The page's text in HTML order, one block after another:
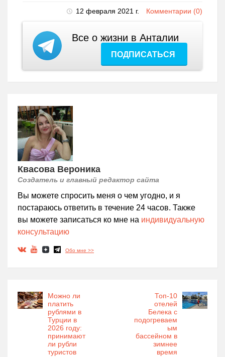
12 февраля 2021 г. Комментарии (0)
Все о жизни в Анталии
ПОДПИСАТЬСЯ
Квасова Вероника
Создатель и главный редактор сайта
Вы можете спросить меня о чем угодно, и я
постараюсь ответить в течение 24 часов. Также
вы можете записаться ко мне на индивидуальную
консультацию
Обо мне >>
Можно ли
платить
рублями в
Турции в
2026 году:
принимают
ли рубли
туристов
Топ-10
отелей
Белека с
подогреваем
ым
бассейном в
зимнее
время